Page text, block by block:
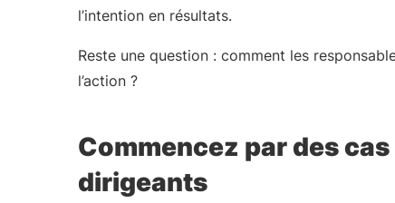
l’intention en résultats.
Reste une question : comment les
l’action ?
Commencez par des
dirigeants